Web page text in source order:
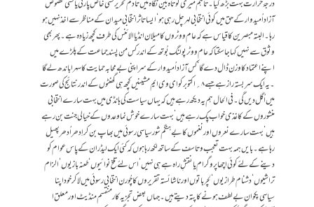
درجۂ حرارت بہت بڑھ گیا ۔ تاہم میری کوتاہ بین نگاہ میں تادم تحریر کسی خاص پارٹی یا کسی مخصوص
آزاد اُمیدوار کے حق میں کوئی انتخابی لہر چل رہی ہو‘ ایسا تاثر انتخابی میدان کے مناظر سے اخذ نہیں ہو
رہا۔ البتہ مبصرین کا قیاس ہے کہ عام ووٹروں کا میلان انڈیا الائنس کی طرف کچھ زیادہ ہے۔ پھر بھی
وثوق سے نہیں کہا جاسکتا کہ عام ووٹر پولنگ بُوتھ کے اندر کس من پسند جماعت کے پلڑے میں
اپنے اعتماد کا وزن ڈال دے گا ‘ کس آزاد اُمیدوار کے سر اپنی بے محابہ حمایت کا سہرا باندھ لے گا
۔ یہ ایک سربستہ راز ہے جسے ۸؍ اکتوبر کو ای وی ایم مشینیں کچھ ہی گھنٹوں کے اندر نتائج کی صورت
میں اُگل دیں گی ۔ فی الحال ہم یہ دیکھ رہے ہیں کہ یہاں سیاست کی ہانڈی میں بہت سارے انتخابی
منشوروں کے کاغذی خواب پک رہے ہیں ‘ بہت سارے خوش نما وعدوں کے خیالی جنت بن رہے
ہیں‘ بہت سارےنعروں اور نغموں کا بے ہنگم شور سیاسی رسوئی میں بھاپ بن کر اِدھر اُدھر پھیل
رہاہے۔ بایں ہمہ بہت تعجب وتاسف کے ساتھ لکھ رہاہوں کہ کئی ایک لیڈران کے پاس عوام کو
دینےکے لئے کوئی اچھا پروگرام یا نقشِ راہ ہے ہی نہیں‘ اس لئے تلخ نوائیوں ‘ طعنہ بازیوں ‘ الزام
تراشیوں ‘ دشنام طرازیوں ‘ لچر باتوں اورناشائستہ تقریروں کا چُورن انتخابی رسوئی میں لاکر خود اپنا
سیاسی پکوان بے لطف ہونے کا پتہ دیتے ہیں ۔ جہاں بعض تجزیہ کار منقسم منڈیٹ اور معلق ا